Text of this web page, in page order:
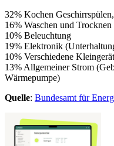
32% Kochen
16% Waschen und Trocknen
10% Beleuchtung
19% Elektronik
10% Verschiedene
13% Allgemeiner Strom
Wärmepumpe)
Quelle: Bundesamt für